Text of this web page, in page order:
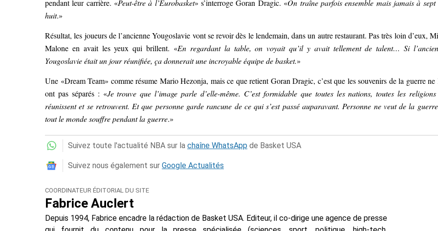
pendant leur carrière. «Peut-être à l’Eurobasket» s’interroge Goran Dragic. «On traîne parfois ensemble mais jamais à sept
huit.»
Résultat, les joueurs de l’ancienne Yougoslavie vont se revoir dès le lendemain, dans un autre restaurant. Pas très loin d’eux,
Malone en avait les yeux qui brillent. «En regardant la table, on voyait qu’il y avait tellement de talent… Si
Yougoslavie était un jour réunifiée, ça donnerait une incroyable équipe de basket.»
Une «Dream Team» comme résume Mario Hezonja, mais ce que retient Goran Dragic, c’est que les souvenirs de la guerre ne
ont pas séparés : «Je trouve que l’image parle d’elle-même. C’est formidable que toutes les nations, toutes les religions
réunissent et se retrouvent. Et que personne garde rancune de ce qui s’est passé auparavant. Personne ne veut de la
tout le monde souffre pendant la guerre.»
Suivez toute l'actualité NBA sur la chaîne WhatsApp de Basket USA
Suivez nous également sur Google Actualités
COORDINATEUR ÉDITORIAL DU SITE
Fabrice Auclert
Depuis 1994, Fabrice encadre la rédaction de Basket USA. Editeur, il co-dirige une agence de presse